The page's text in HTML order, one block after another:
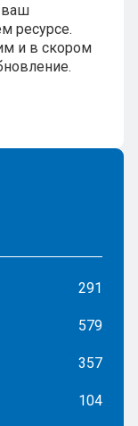
ваш
ресурсе.
и в скором
291
579
357
104